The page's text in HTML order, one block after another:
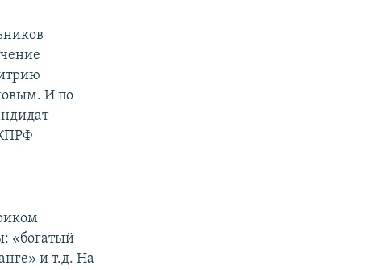
И по
«богатый
и т.д. На